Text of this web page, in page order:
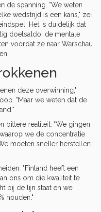
de spanning. "We weten
wedstrijd is een kans," zei
Het is duidelijk dat
doelsaldo, de mentale
voordat ze naar Warschau
deze overwinning,"
"Maar we weten dat de
bittere realiteit: "We gingen
we de concentratie
moeten sneller herstellen
"Finland heeft een
ons om die kwaliteit te
bij de lijn staat en we
houden."